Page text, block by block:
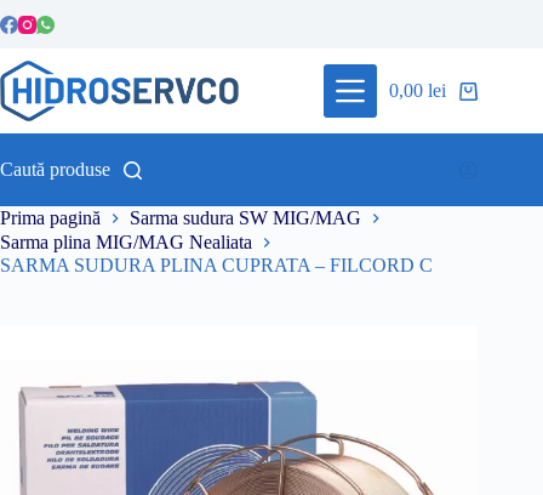
la
Coș
0,00lei
Caută produse
Prima pagină
Sarma sudura SW MIG/MAG
Sarma plina MIG/MAG Nealiata
SARMA SUDURA PLINA CUPRATA – FILCORD C